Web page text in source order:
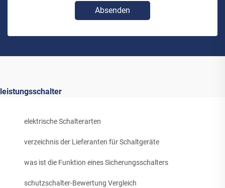
Absenden
leistungsschalter
elektrische Schalterarten
verzeichnis der Lieferanten für Schaltgeräte
was ist die Funktion eines Sicherungsschalters
schutzschalter-Bewertung Vergleich